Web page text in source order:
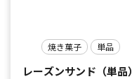
焼き菓子 単品
レーズンサンド（単品）